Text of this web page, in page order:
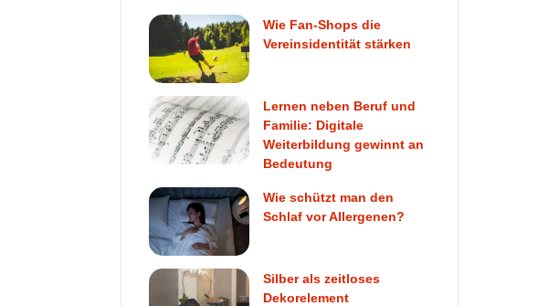
Wie Fan-Shops die
Vereinsidentität stärken
Lernen neben Beruf und
Familie: Digitale
Weiterbildung gewinnt an
Bedeutung
Wie schützt man den
Schlaf vor Allergenen?
Silber als zeitloses
Dekorelement